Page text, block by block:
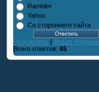
Rambler
Yahoo
Со стороннего сайта
Результаты | Архив опросов
Всего ответов: 65